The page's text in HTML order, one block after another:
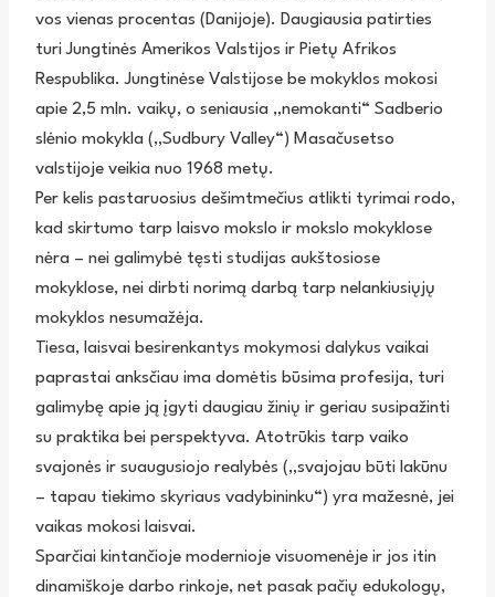
vos vienas procentas (Danijoje). Daugiausia patirties
turi Jungtinės Amerikos Valstijos ir Pietų Afrikos
Respublika. Jungtinėse Valstijose be mokyklos mokosi
apie 2,5 mln. vaikų, o seniausia „nemokanti“ Sadberio
slėnio mokykla („Sudbury Valley“) Masačusetso
valstijoje veikia nuo 1968 metų.
Per kelis pastaruosius dešimtmečius atlikti tyrimai rodo,
kad skirtumo tarp laisvo mokslo ir mokslo mokyklose
nėra – nei galimybė tęsti studijas aukštosiose
mokyklose, nei dirbti norimą darbą tarp nelankiusiųjų
mokyklos nesumažėja.
Tiesa, laisvai besirenkantys mokymosi dalykus vaikai
paprastai anksčiau ima domėtis būsima profesija, turi
galimybę apie ją įgyti daugiau žinių ir geriau susipažinti
su praktika bei perspektyva. Atotrūkis tarp vaiko
svajonės ir suaugusiojo realybės („svajojau būti lakūnu
– tapau tiekimo skyriaus vadybininku“) yra mažesnė, jei
vaikas mokosi laisvai.
Sparčiai kintančioje modernioje visuomenėje ir jos itin
dinamiškoje darbo rinkoje, net pasak pačių edukologų,